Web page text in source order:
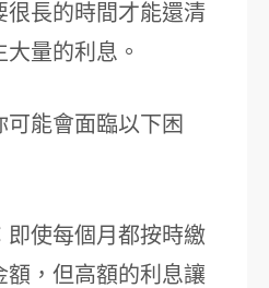
很長的時間才能還清
量的利息。
能會面臨以下困
即使每個月都按時繳
額，但高額的利息讓